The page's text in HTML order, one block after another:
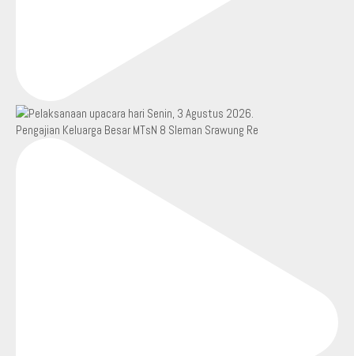
Pengajian Keluarga Besar MTsN 8 Sleman Srawung Re